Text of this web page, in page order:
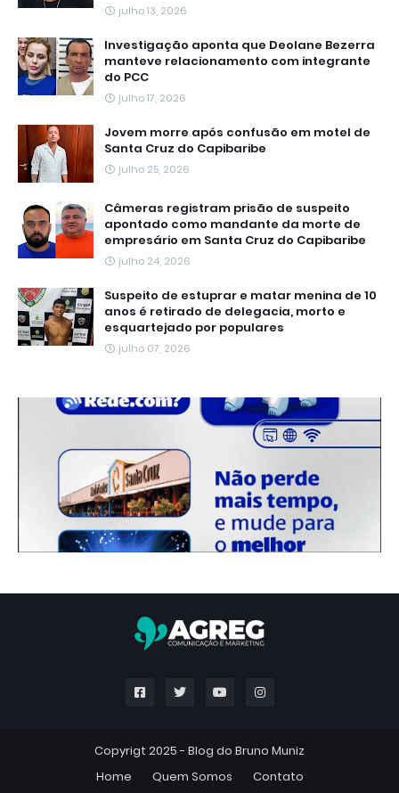
julho 13, 2026
Investigação aponta que Deolane Bezerra
manteve relacionamento com integrante
do PCC
julho 17, 2026
Jovem morre após confusão em motel de
Santa Cruz do Capibaribe
julho 25, 2026
Câmeras registram prisão de suspeito
apontado como mandante da morte de
empresário em Santa Cruz do Capibaribe
julho 24, 2026
Suspeito de estuprar e matar menina de 10
anos é retirado de delegacia, morto e
esquartejado por populares
julho 07, 2026
Copyrigt 2025 - Blog do Bruno Muniz
Home
Quem Somos Contato